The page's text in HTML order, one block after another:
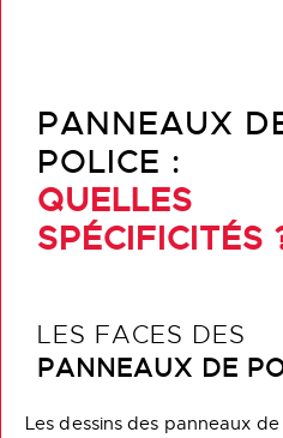
PANNEAUX
POLICE :
QUELLES
SPÉCIFICITÉS
LES FACES DES
PANNEAUX DE
Les dessins des panneaux